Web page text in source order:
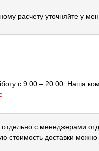
расчету уточняйте у
с 9:00 – 20:00. Наша
с менеджерами
стоимость доставки